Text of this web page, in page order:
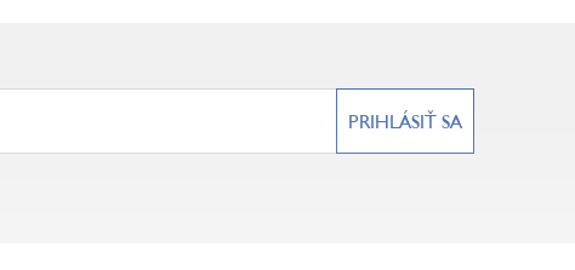
PRIHLÁSIŤ SA